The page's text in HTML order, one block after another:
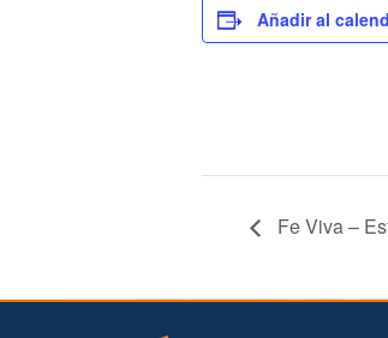
Añadir al
Fe Viva –